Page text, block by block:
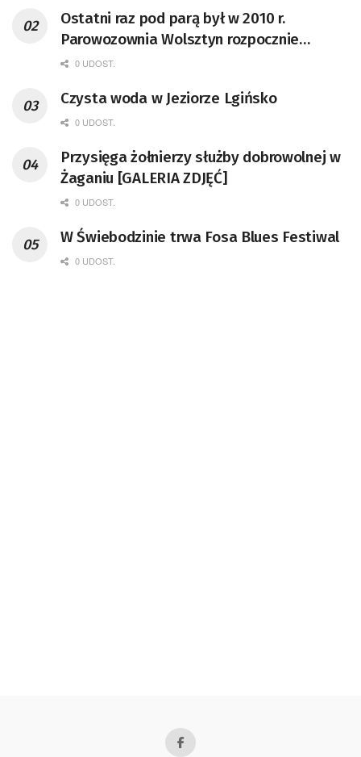
Ostatni raz pod parą był w 2010 r.
Parowozownia Wolsztyn rozpocznie
remont unikatowego Tr5-65
0 UDOST.
Czysta woda w Jeziorze Lgińsko
0 UDOST.
Przysięga żołnierzy służby dobrowolnej w
Żaganiu [GALERIA ZDJĘĆ]
0 UDOST.
W Świebodzinie trwa Fosa Blues Festiwal
0 UDOST.